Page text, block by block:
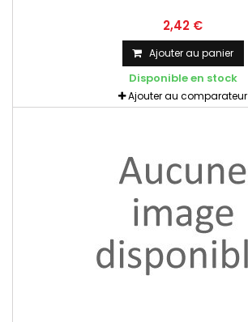
2,42 €
Ajouter au panier
Disponible en stock
Ajouter au comparateur